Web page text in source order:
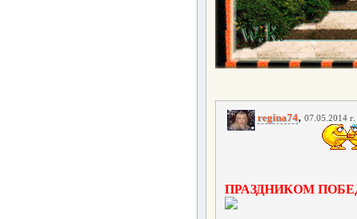
regina74, 07.05.2014
ПРАЗДНИКОМ